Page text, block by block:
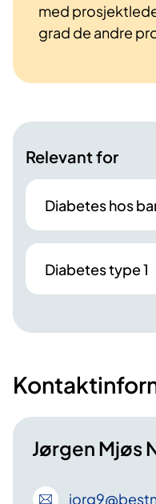
med
grad de andre
Relevant for
Diabetes hos
Diabetes type 1
Jørgen Mjøs
jorg9